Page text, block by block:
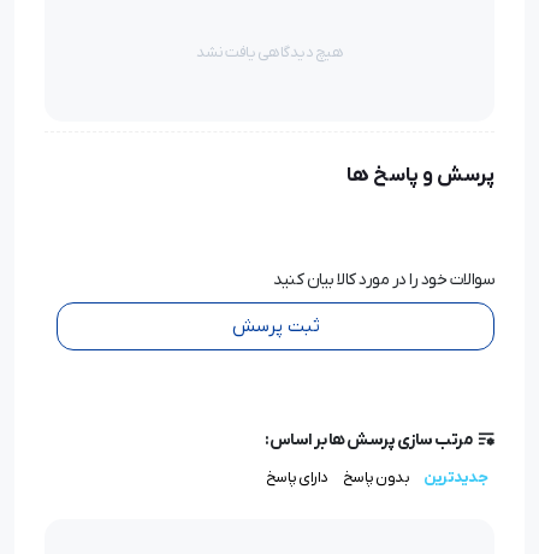
هیچ دیدگاهی یافت نشد
پرسش و پاسخ ها
سوالات خود را در مورد کالا بیان کنید
ثبت پرسش
مرتب سازی پرسش ها بر اساس:
جدیدترین بدون پاسخ دارای پاسخ